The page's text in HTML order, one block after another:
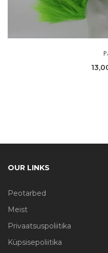
OUR LINKS
Peotarbed
Meist
Privaatsuspoliitika
Küpsisepoliitika